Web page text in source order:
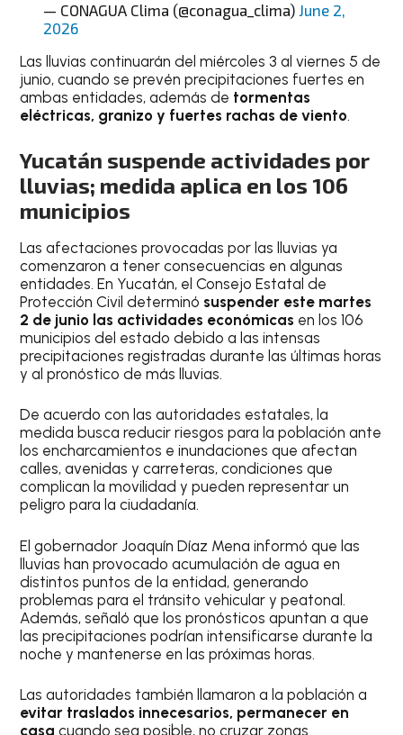
— CONAGUA Clima (@conagua_clima) June 2,
2026
Las lluvias continuarán del miércoles 3 al viernes 5 de
junio, cuando se prevén precipitaciones fuertes en
ambas entidades, además de tormentas
eléctricas, granizo y fuertes rachas de viento.
Yucatán suspende actividades por
lluvias; medida aplica en los 106
municipios
Las afectaciones provocadas por las lluvias ya
comenzaron a tener consecuencias en algunas
entidades. En Yucatán, el Consejo Estatal de
Protección Civil determinó suspender este martes
2 de junio las actividades económicas en los 106
municipios del estado debido a las intensas
precipitaciones registradas durante las últimas horas
y al pronóstico de más lluvias.
De acuerdo con las autoridades estatales, la
medida busca reducir riesgos para la población ante
los encharcamientos e inundaciones que afectan
calles, avenidas y carreteras, condiciones que
complican la movilidad y pueden representar un
peligro para la ciudadanía.
El gobernador Joaquín Díaz Mena informó que las
lluvias han provocado acumulación de agua en
distintos puntos de la entidad, generando
problemas para el tránsito vehicular y peatonal.
Además, señaló que los pronósticos apuntan a que
las precipitaciones podrían intensificarse durante la
noche y mantenerse en las próximas horas.
Las autoridades también llamaron a la población a
evitar traslados innecesarios, permanecer en
casa cuando sea posible, no cruzar zonas